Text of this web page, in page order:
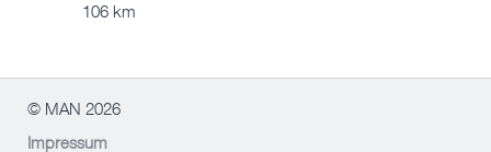
106 km
© MAN 2026
Impressum